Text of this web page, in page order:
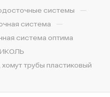
системы —
система —
система оптима
трубы пластиковый